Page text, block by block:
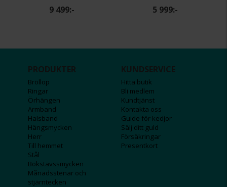
9 499:- 5 999:-
PRODUKTER
Bröllop
Ringar
Örhängen
Armband
Halsband
Hängsmycken
Herr
Till hemmet
Stål
Bokstavssmycken
Månadsstenar och
stjärntecken
KUNDSERVICE
Hitta butik
Bli medlem
Kundtjänst
Kontakta oss
Guide för kedjor
Sälj ditt guld
Försäkringar
Presentkort